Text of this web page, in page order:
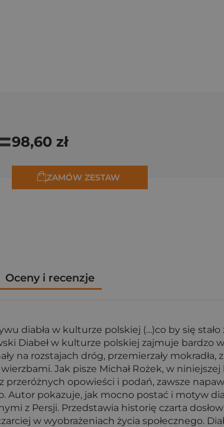
98,60 zł
ZAMÓW ZESTAW
Oceny i recenzje
diabła w kulturze polskiej (…)co by się
Diabeł w kulturze polskiej zajmuje
na rozstajach dróg, przemierzały
Jak pisze Michał Rożek, w
przeróżnych opowieści i podań, zawsze
Autor pokazuje, jak mocno postać i motyw
z Persji. Przedstawia historię czarta
w wyobrażeniach życia społecznego.